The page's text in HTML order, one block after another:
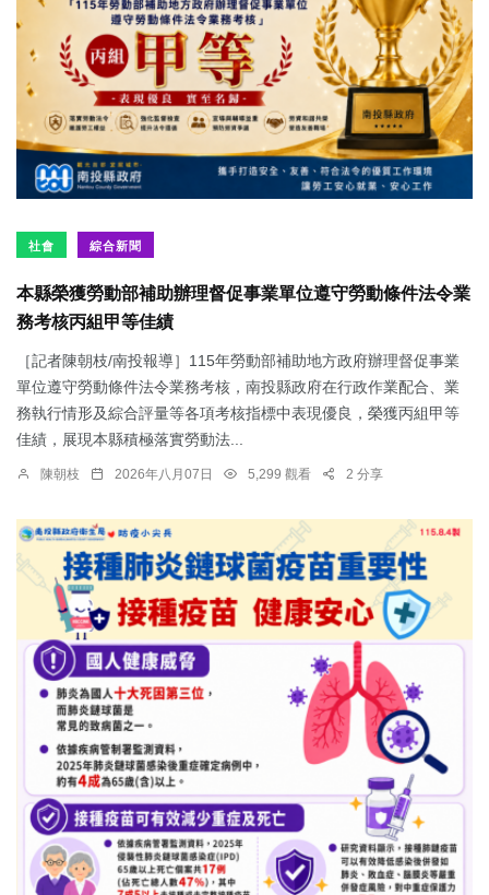
社會 綜合新聞
本縣榮獲勞動部補助辦理督促事業單位遵守勞動條件法令業
務考核丙組甲等佳績
［記者陳朝枝/南投報導］115年勞動部補助地方政府辦理督促事業
單位遵守勞動條件法令業務考核，南投縣政府在行政作業配合、業
務執行情形及綜合評量等各項考核指標中表現優良，榮獲丙組甲等
佳績，展現本縣積極落實勞動法...
陳朝枝 2026年八月07日 5,299 觀看 2 分享